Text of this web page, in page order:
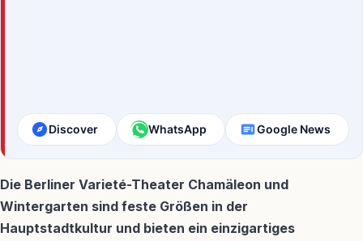
Discover WhatsApp Google News
Die Berliner Varieté-Theater Chamäleon und
Wintergarten sind feste Größen in der
Hauptstadtkultur und bieten ein einzigartiges